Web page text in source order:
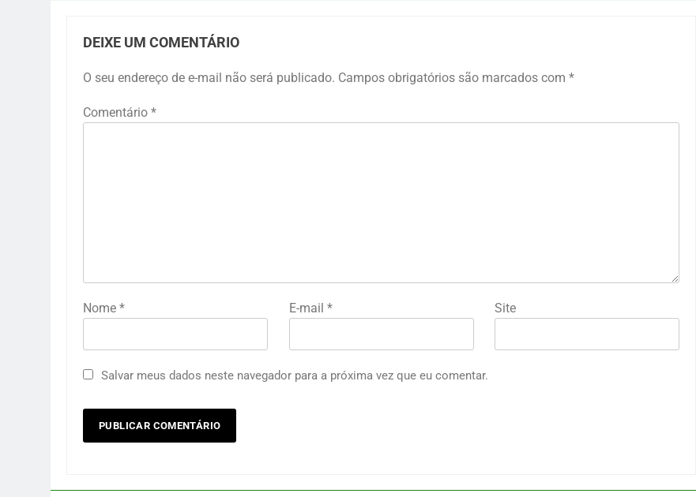
DEIXE UM COMENTÁRIO
O seu endereço de e-mail não será publicado. Campos obrigatórios são marcados com *
Comentário *
Nome * E-mail * Site
Salvar meus dados neste navegador para a próxima vez que eu comentar.